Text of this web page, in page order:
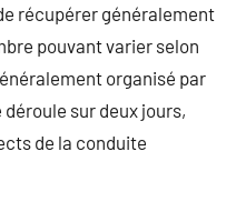
récupérer généralement
pouvant varier selon
organisé par
sur deux jours,
de la conduite